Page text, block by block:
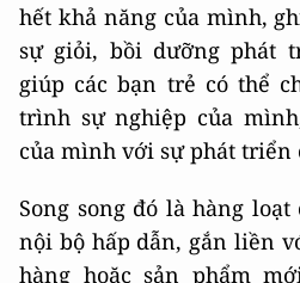
hết khả năng của mình,
sự giỏi, bồi dưỡng phát
giúp các bạn trẻ có thể
trình sự nghiệp của
của mình với sự phát triển
Song song đó là hàng
nội bộ hấp dẫn, gắn liền
hàng hoặc sản phẩm